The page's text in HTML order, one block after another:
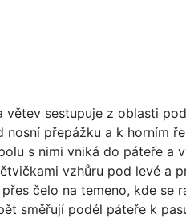
sestupuje z oblasti
přepážku a k horním
s nimi vniká do páteře
vzhůru pod levé a
čelo na temeno, kde
směřují podél páteře k